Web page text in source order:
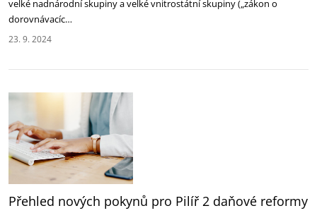
velké nadnárodní skupiny a velké vnitrostátní skupiny („zákon o
dorovnávacíc…
23. 9. 2024
Přehled nových pokynů pro Pilíř 2 daňové reformy